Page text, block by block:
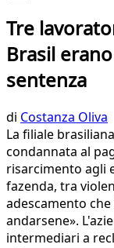
Tre
Brasil
sentenza
di Costanza Oliva
La filiale
condannata al
risarcimento agli
fazenda, tra
adescamento
andarsene».
intermediari a